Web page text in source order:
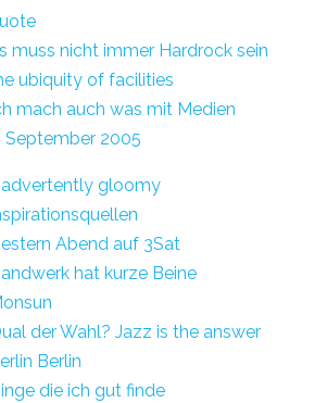
muss nicht immer Hardrock sein
ubiquity of facilities
mach auch was mit Medien
September 2005
gloomy
Abend auf 3Sat
hat kurze Beine
der Wahl? Jazz is the answer
Berlin
die ich gut finde